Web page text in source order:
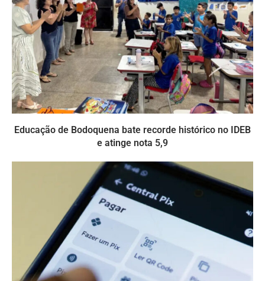
Educação de Bodoquena bate recorde histórico no IDEB
e atinge nota 5,9